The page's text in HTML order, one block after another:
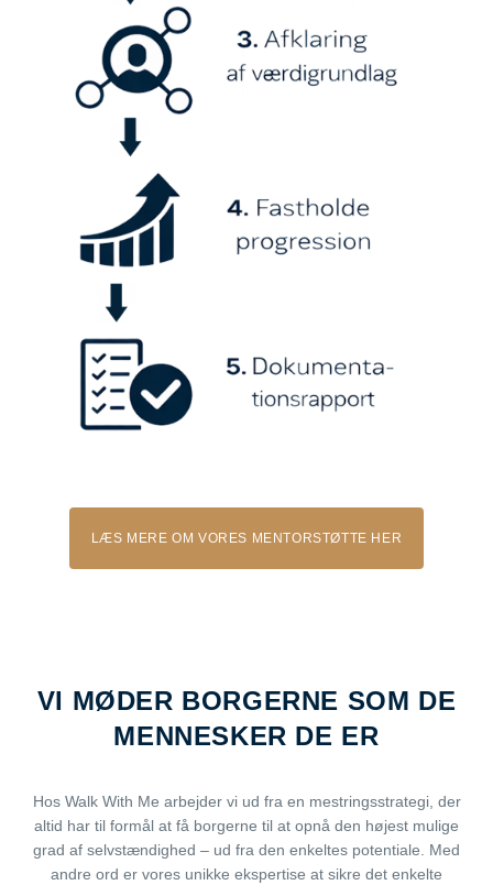
LÆS MERE OM VORES MENTORSTØTTE HER
VI MØDER BORGERNE SOM DE
MENNESKER DE ER
Hos Walk With Me arbejder vi ud fra en mestringsstrategi, der
altid har til formål at få borgerne til at opnå den højest mulige
grad af selvstændighed – ud fra den enkeltes potentiale. Med
andre ord er vores unikke ekspertise at sikre det enkelte